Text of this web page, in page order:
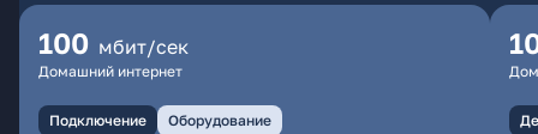
100 мбит/сек
Домашний интернет
Подключение Оборудование